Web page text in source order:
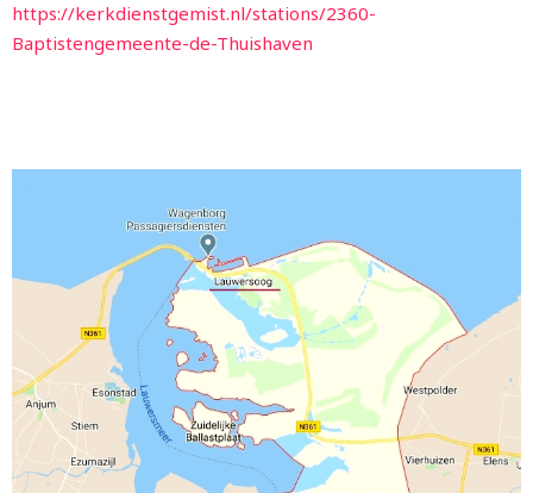
https://kerkdienstgemist.nl/stations/2360-
Baptistengemeente-de-Thuishaven